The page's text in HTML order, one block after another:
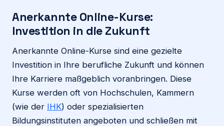
Anerkannte Online-Kurse:
Investition in die Zukunft
Anerkannte Online-Kurse sind eine gezielte
Investition in Ihre berufliche Zukunft und können
Ihre Karriere maßgeblich voranbringen. Diese
Kurse werden oft von Hochschulen, Kammern
(wie der IHK) oder spezialisierten
Bildungsinstituten angeboten und schließen mit